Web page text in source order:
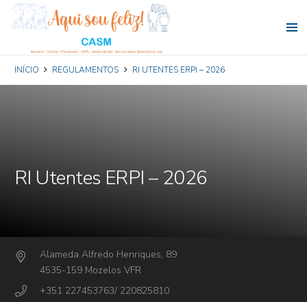
INÍCIO REGULAMENTOS RI UTENTES ERPI – 2026
RI Utentes ERPI – 2026
Alameda Alfredo Henriques, 89
4535-159 Mozelos VFR
+351 227453763/ 220825810